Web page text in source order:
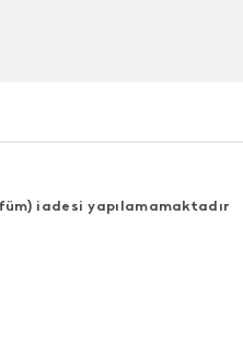
iadesi yapılamamaktadır